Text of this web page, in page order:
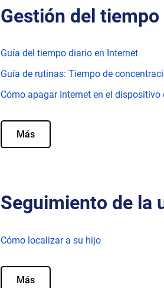
Gestión del
Guía del tiempo diario en Internet
Guía de rutinas: Tiempo de
Cómo apagar Internet en el dispositivo
Más
Seguimiento de la
Cómo localizar a su hijo
Más